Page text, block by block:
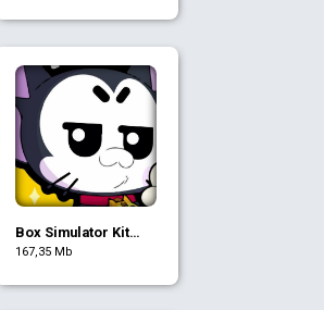
Box Simulator Kit
Brawl Stars
167,35 Mb